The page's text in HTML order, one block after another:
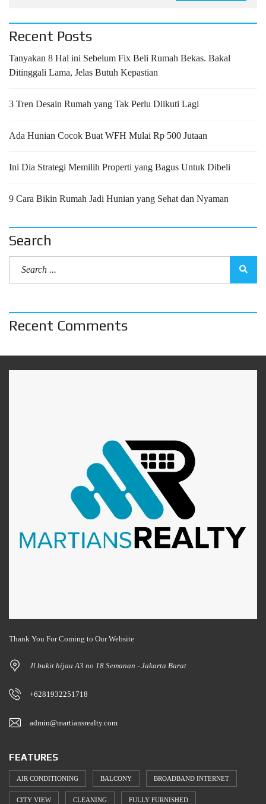
Recent Posts
Tanyakan 8 Hal ini Sebelum Fix Beli Rumah Bekas. Bakal
Ditinggali Lama, Jelas Butuh Kepastian
3 Tren Desain Rumah yang Tak Perlu Diikuti Lagi
Ada Hunian Cocok Buat WFH Mulai Rp 500 Jutaan
Ini Dia Strategi Memilih Properti yang Bagus Untuk Dibeli
9 Cara Bikin Rumah Jadi Hunian yang Sehat dan Nyaman
Search
Recent Comments
Thank You For Coming to Our Website
Jl bukit hijau A3 no 18 Semanan - Jakarta Barat
+6281932251718
admin@martiansrealty.com
FEATURES
AIR CONDITIONING BALCONY BROADBAND INTERNET
CITY VIEW CLEANING FULLY FURNISHED